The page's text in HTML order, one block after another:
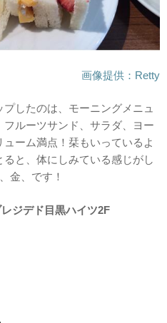
画像提供：Retty
したのは、モーニングメニュ
ルーツサンド、サラダ、ヨー
ーム満点！栞もいっているよ
と、体にしみている感じがし
金、です！
ジデド目黒ハイツ2F